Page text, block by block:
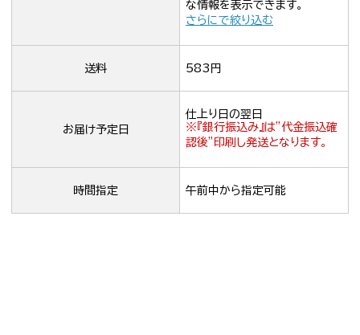
な情報を表示できます。
さらにで絞り込む
送料 583円
お届け予定日
仕上り日の翌日
※『銀行振込み』は”代金振込確
認後”印刷し発送となります。
時間指定 午前中から指定可能